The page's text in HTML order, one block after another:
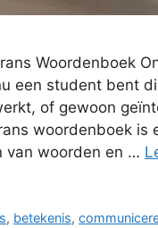
Woordenboek
een student bent
of gewoon
woordenboek
van woorden en …
, betekenis,